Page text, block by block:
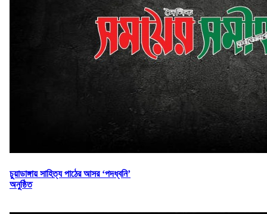
চুয়াডাঙ্গায় সাহিত্য পাঠের আসর ‘পদধ্বনি’
অনুষ্ঠিত